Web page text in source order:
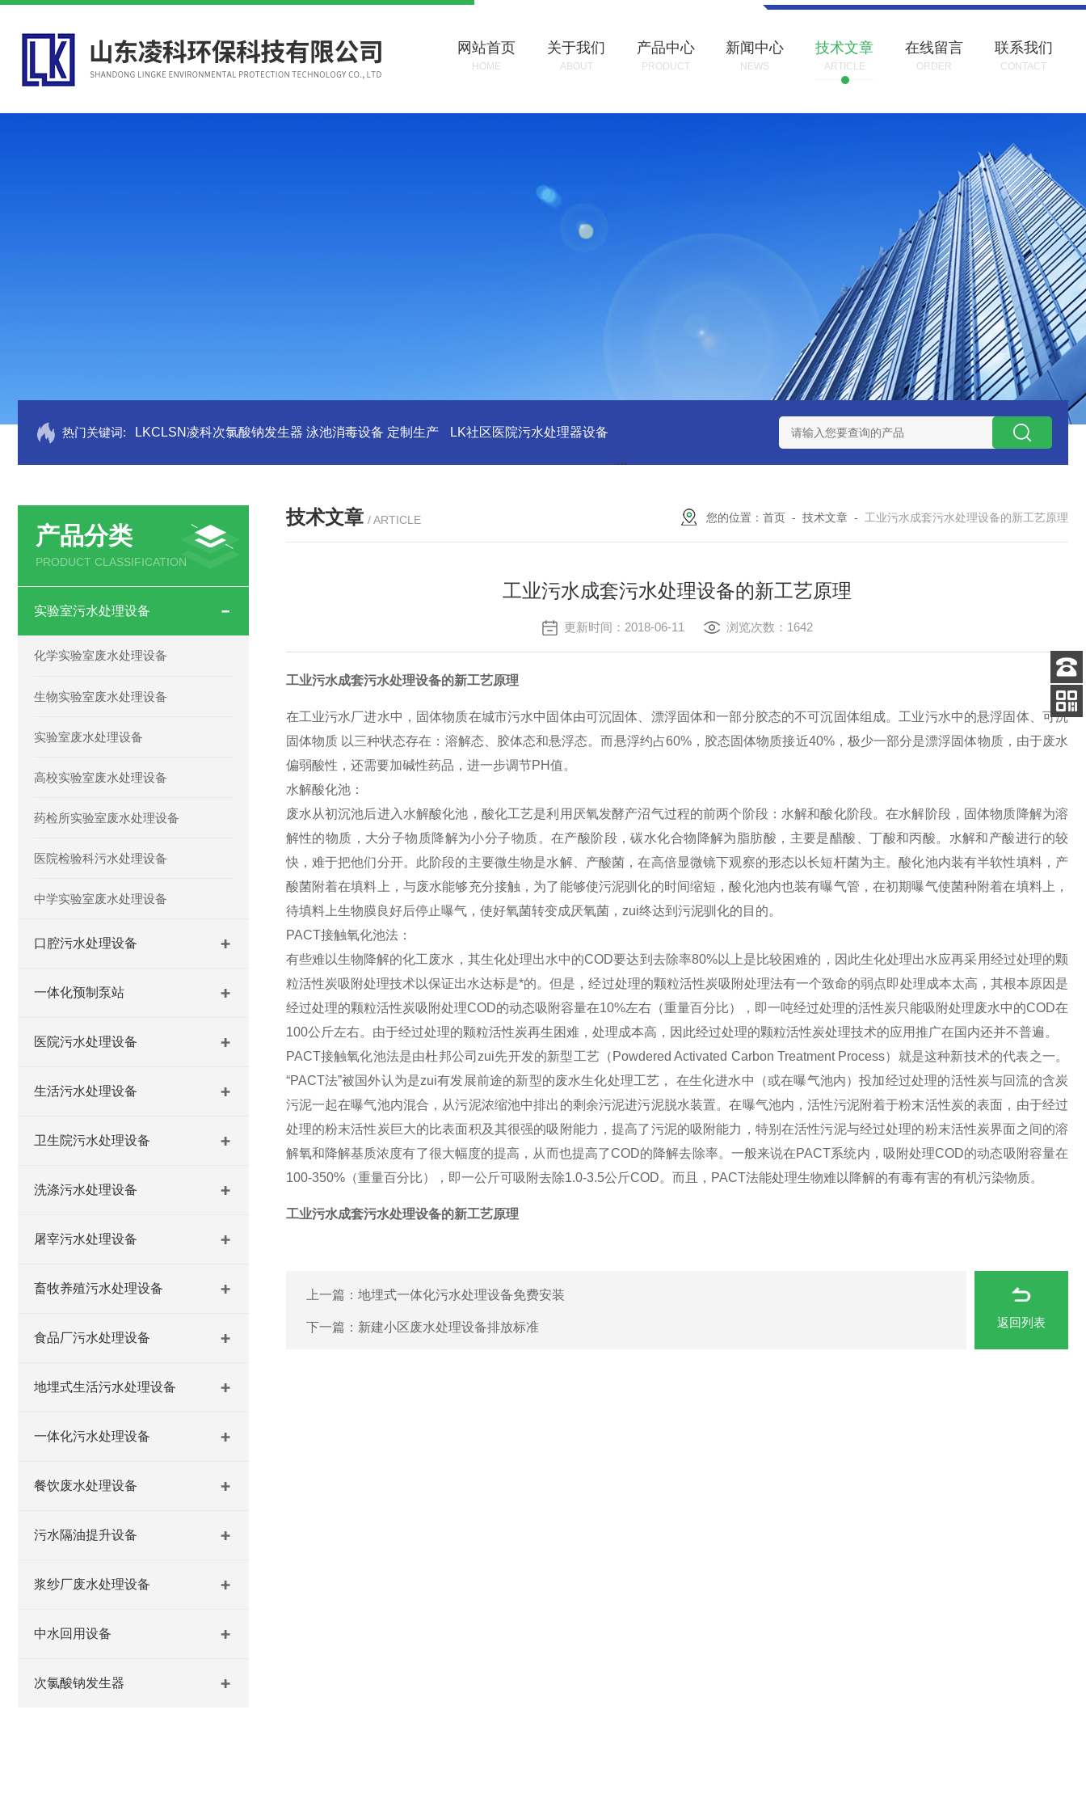
网站首页
HOME
关于我们
ABOUT
产品中心
PRODUCT
新闻中心
NEWS
技术文章
ARTICLE
在线留言
ORDER
联系我们
CONTACT
热门关键词: LKCLSN凌科次氯酸钠发生器 泳池消毒设备 定制生产 LK社区医院污水处理器设备 LK康复医院废水处理器设备 LK康复医院污水处理
产品分类
PRODUCT CLASSIFICATION
实验室污水处理设备
化学实验室废水处理设备
生物实验室废水处理设备
实验室废水处理设备
高校实验室废水处理设备
药检所实验室废水处理设备
医院检验科污水处理设备
中学实验室废水处理设备
口腔污水处理设备
一体化预制泵站
医院污水处理设备
生活污水处理设备
卫生院污水处理设备
洗涤污水处理设备
屠宰污水处理设备
畜牧养殖污水处理设备
食品厂污水处理设备
地埋式生活污水处理设备
一体化污水处理设备
餐饮废水处理设备
污水隔油提升设备
浆纱厂废水处理设备
中水回用设备
次氯酸钠发生器
技术文章 / ARTICLE 您的位置： 首页 - 技术文章 - 工业污水成套污水处理设备的新工艺原理
工业污水成套污水处理设备的新工艺原理
更新时间：2018-06-11 浏览次数：1642
工业污水成套污水处理设备的新工艺原理
在工业污水厂进水中，固体物质在城市污水中固体由可沉固体、漂浮固体和一部分胶态的不可沉固体组成。工业污水中的悬浮固体、可沉
固体物质 以三种状态存在：溶解态、胶体态和悬浮态。而悬浮约占60%，胶态固体物质接近40%，极少一部分是漂浮固体物质，由于废水
偏弱酸性，还需要加碱性药品，进一步调节PH值。
水解酸化池：
废水从初沉池后进入水解酸化池，酸化工艺是利用厌氧发酵产沼气过程的前两个阶段：水解和酸化阶段。在水解阶段，固体物质降解为溶
解性的物质，大分子物质降解为小分子物质。在产酸阶段，碳水化合物降解为脂肪酸，主要是醋酸、丁酸和丙酸。水解和产酸进行的较
快，难于把他们分开。此阶段的主要微生物是水解、产酸菌，在高倍显微镜下观察的形态以长短杆菌为主。酸化池内装有半软性填料，产
酸菌附着在填料上，与废水能够充分接触，为了能够使污泥驯化的时间缩短，酸化池内也装有曝气管，在初期曝气使菌种附着在填料上，
待填料上生物膜良好后停止曝气，使好氧菌转变成厌氧菌，zui终达到污泥驯化的目的。
PACT接触氧化池法：
有些难以生物降解的化工废水，其生化处理出水中的COD要达到去除率80%以上是比较困难的，因此生化处理出水应再采用经过处理的颗
粒活性炭吸附处理技术以保证出水达标是*的。但是，经过处理的颗粒活性炭吸附处理法有一个致命的弱点即处理成本太高，其根本原因是
经过处理的颗粒活性炭吸附处理COD的动态吸附容量在10%左右（重量百分比），即一吨经过处理的活性炭只能吸附处理废水中的COD在
100公斤左右。由于经过处理的颗粒活性炭再生困难，处理成本高，因此经过处理的颗粒活性炭处理技术的应用推广在国内还并不普遍。
PACT接触氧化池法是由杜邦公司zui先开发的新型工艺（Powdered Activated Carbon Treatment Process）就是这种新技术的代表之一。
“PACT法”被国外认为是zui有发展前途的新型的废水生化处理工艺， 在生化进水中（或在曝气池内）投加经过处理的活性炭与回流的含炭
污泥一起在曝气池内混合，从污泥浓缩池中排出的剩余污泥进污泥脱水装置。在曝气池内，活性污泥附着于粉末活性炭的表面，由于经过
处理的粉末活性炭巨大的比表面积及其很强的吸附能力，提高了污泥的吸附能力，特别在活性污泥与经过处理的粉末活性炭界面之间的溶
解氧和降解基质浓度有了很大幅度的提高，从而也提高了COD的降解去除率。一般来说在PACT系统内，吸附处理COD的动态吸附容量在
100-350%（重量百分比），即一公斤可吸附去除1.0-3.5公斤COD。而且，PACT法能处理生物难以降解的有毒有害的有机污染物质。
工业污水成套污水处理设备的新工艺原理
上一篇： 地埋式一体化污水处理设备免费安装
下一篇： 新建小区废水处理设备排放标准 返回列表
客服
电话
公众号